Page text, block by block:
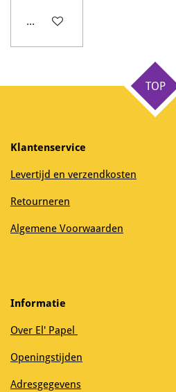
In winkelwagen
TOP
Klantenservice
Levertijd en verzendkosten
Retourneren
Algemene Voorwaarden
Informatie
Over El' Papel
Openingstijden
Adresgegevens